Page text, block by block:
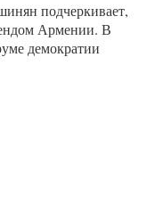
подчеркивает,
Армении. В
демократии